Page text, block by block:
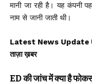
मानी जा रही है। यह कंपनी
नाम से जानी जाती थी।
Latest News Update
ताज़ा ख़बर
ED की जांच में क्या है